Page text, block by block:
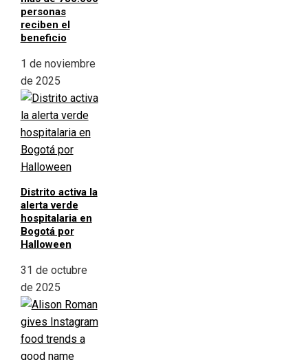
personas
reciben el
beneficio
1 de noviembre
de 2025
Distrito activa la
alerta verde
hospitalaria en
Bogotá por
Halloween
31 de octubre
de 2025